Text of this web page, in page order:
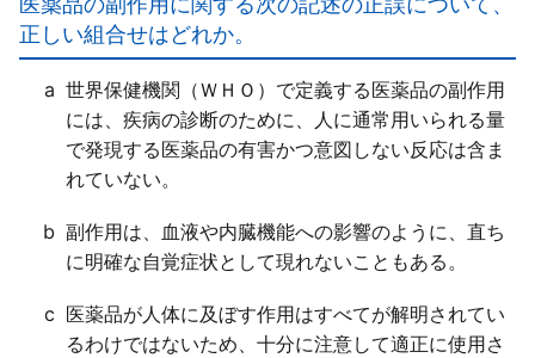
ｄ○
正しい組合せはどれか。
a 世界保健機関（ＷＨＯ）で定義する医薬品の副作用
には、疾病の診断のために、人に通常用いられる量
で発現する医薬品の有害かつ意図しない反応は含ま
れていない。
b 副作用は、血液や内臓機能への影響のように、直ち
に明確な自覚症状として現れないこともある。
c 医薬品が人体に及ぼす作用はすべてが解明されてい
るわけではないため、十分に注意して適正に使用さ